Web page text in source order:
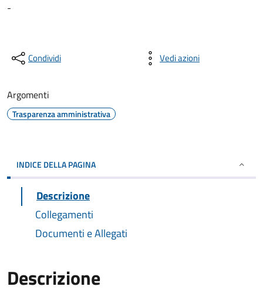
-
Condividi Vedi azioni
Argomenti
Trasparenza amministrativa
INDICE DELLA PAGINA
Descrizione
Collegamenti
Documenti e Allegati
Descrizione